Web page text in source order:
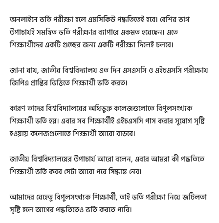
অনলাইনে ভর্তি পরীক্ষা হলে এমসিকিউ পদ্ধতিতেই হবে। বেশির ভাগ
উপাচার্যই সমন্বিত ভর্তি পরীক্ষার ব্যাপারে একমত হয়েছেন। এতে
শিক্ষার্থীদের একটি গুচ্ছের জন্য একটি পরীক্ষা দিলেই চলবে।
জানা যায়, জাতীয় বিশ্ববিদ্যালয় এত দিন এসএসসি ও এইচএসসি পরীক্ষায়
জিপিএ প্রাপ্তির ভিত্তিতে শিক্ষার্থী ভর্তি করত।
কারণ তাদের বিশ্ববিদ্যালয়ের অধিভুক্ত কলেজগুলোতে বিপুলসংখ্যক
শিক্ষার্থী ভর্তি হয়। এবার সব শিক্ষার্থীই এইচএসসি পাস করার সুযোগ সৃষ্টি
হওয়ায় কলেজগুলোতে শিক্ষার্থী আরো বাড়বে।
জাতীয় বিশ্ববিদ্যালয়ের উপাচার্য আরো বলেন, এবার আমরা কী পদ্ধতিতে
শিক্ষার্থী ভর্তি করব সেটা আরো পরে সিদ্ধান্ত নেব।
আমাদের যেহেতু বিপুলসংখ্যক শিক্ষার্থী, তাই ভর্তি পরীক্ষা নিয়ে জটিলতা
সৃষ্টি হলে আগের পদ্ধতিতেও ভর্তি করতে পারি।